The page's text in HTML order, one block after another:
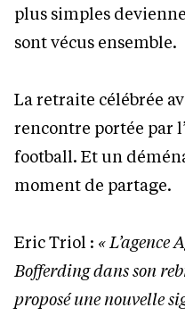
plus simples
sont vécus ensemble.
La retraite célébrée
rencontre portée par
football. Et un
moment de partage.
Eric Triol : « L’agence
Bofferding dans son
proposé une nouvelle